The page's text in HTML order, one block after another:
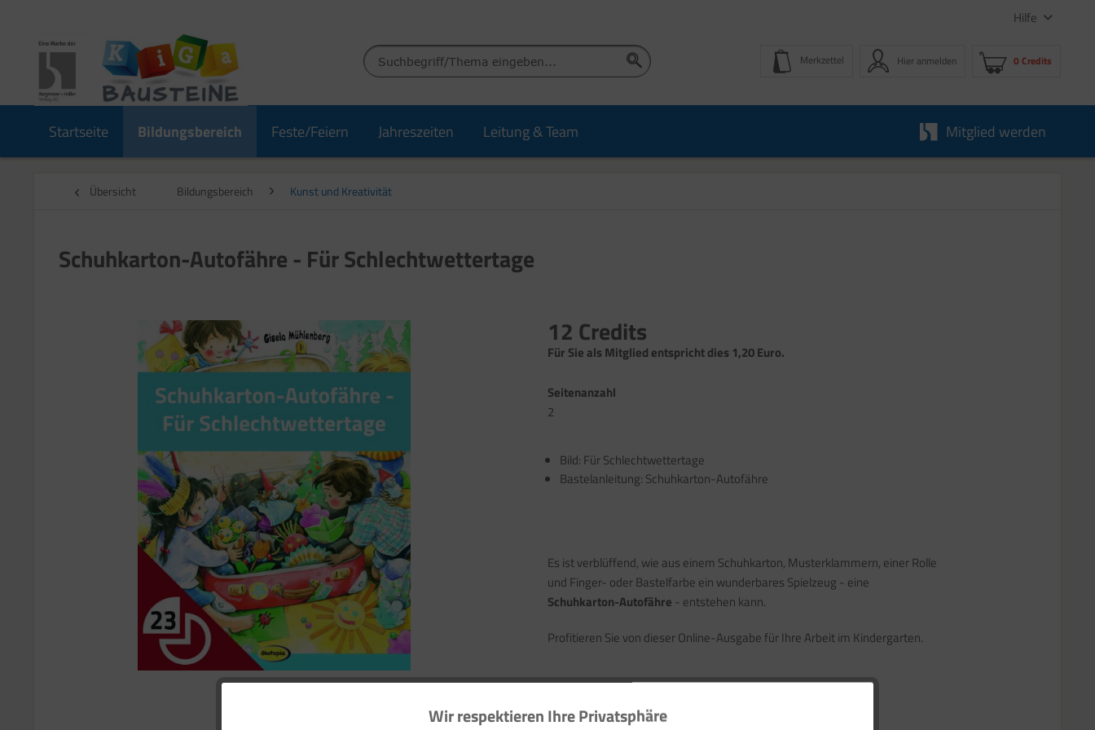
Hilfe
Merkzettel Hier anmelden 0 Credits
Startseite Bildungsbereich Feste/Feiern Jahreszeiten Leitung & Team Mitglied werden
Übersicht Bildungsbereich Kunst und Kreativität
Schuhkarton-Autofähre - Für Schlechtwettertage
12 Credits
Für Sie als Mitglied entspricht dies 1,20 Euro.
Seitenanzahl
2
Bild: Für Schlechtwettertage
Bastelanleitung: Schuhkarton-Autofähre
Es ist verblüffend, wie aus einem Schuhkarton, Musterklammern, einer Rolle
und Finger- oder Bastelfarbe ein wunderbares Spielzeug - eine
Schuhkarton-Autofähre - entstehen kann.
Profitieren Sie von dieser Online-Ausgabe für Ihre Arbeit im Kindergarten.
Wir respektieren Ihre Privatsphäre